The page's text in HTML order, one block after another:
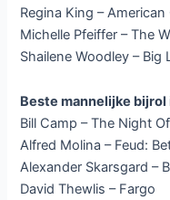
Regina King – American
Michelle Pfeiffer – The
Shailene Woodley – Big
Beste mannelijke
Bill Camp – The Night Of
Alfred Molina – Feud:
Alexander Skarsgard –
David Thewlis – Fargo